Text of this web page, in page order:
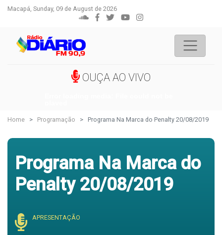
Macapá, Sunday, 09 de August de 2026
OUÇA AO VIVO
Home Programação Programa Na Marca do Penalty 20/08/2019
Programa Na Marca do
Penalty 20/08/2019
APRESENTAÇÃO